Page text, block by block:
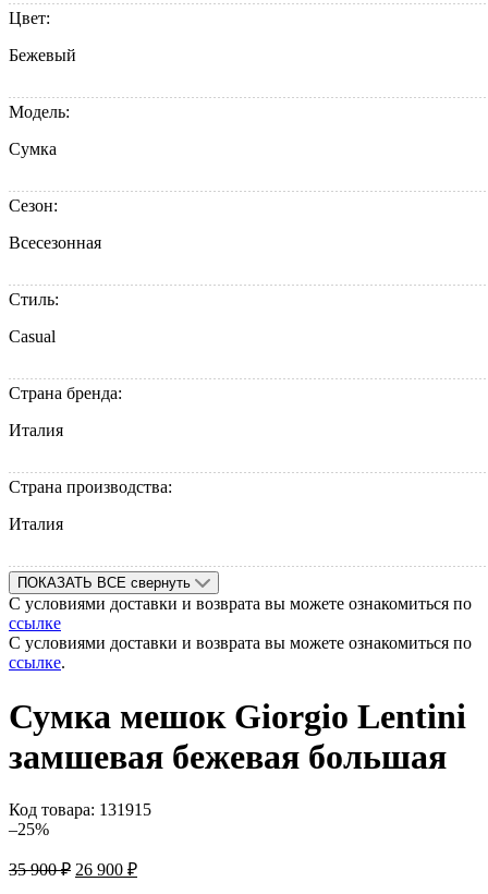
Цвет:
Бежевый
Модель:
Сумка
Сезон:
Всесезонная
Стиль:
Casual
Страна бренда:
Италия
Страна производства:
Италия
ПОКАЗАТЬ ВСЕ свернуть
С условиями доставки и возврата вы можете ознакомиться по
ссылке
С условиями доставки и возврата вы можете ознакомиться по
ссылке.
Сумка мешок Giorgio Lentini
замшевая бежевая большая
Код товара: 131915
–25%
35 900₽ Первоначальная
26 900 ₽Текущая